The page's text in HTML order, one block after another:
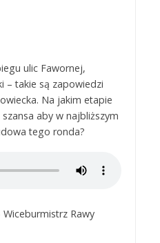
ulic Fawornej,
– takie są zapowiedzi
Na jakim etapie
aby w najbliższym
tego ronda?
Rawy